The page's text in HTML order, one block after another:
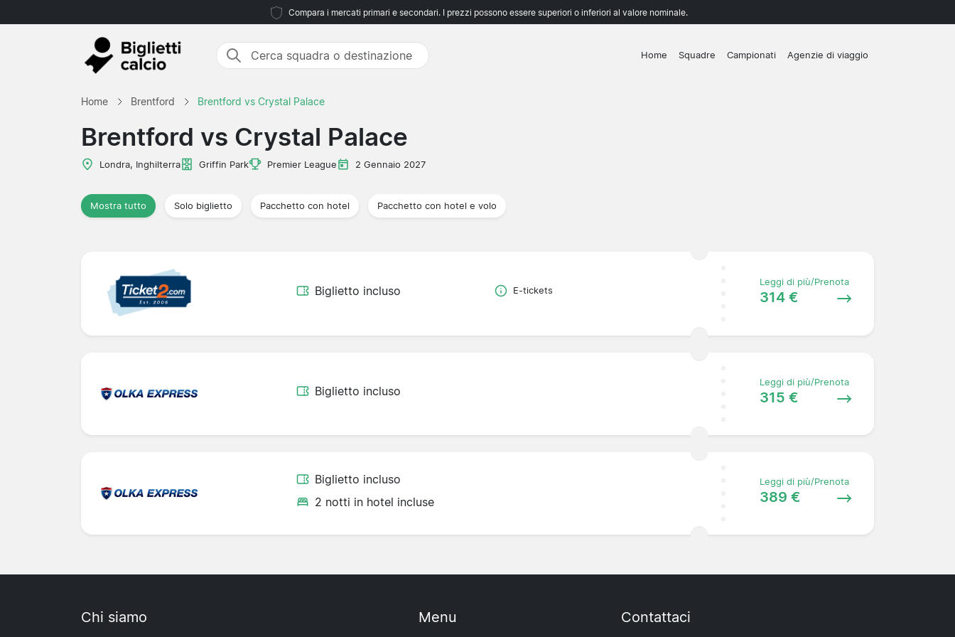
Compara i mercati primari e secondari. I prezzi possono essere superiori o inferiori al valore nominale.
Home Squadre Campionati Agenzie di viaggio
Home Brentford Brentford vs Crystal Palace
Brentford vs Crystal Palace
Londra, Inghilterra Griffin Park Premier League 2 Gennaio 2027
Mostra tutto Solo biglietto Pacchetto con hotel Pacchetto con hotel e volo
Biglietto incluso E-tickets
Leggi di più/Prenota
314 €
Biglietto incluso
Leggi di più/Prenota
315 €
Biglietto incluso
2 notti in hotel incluse
Leggi di più/Prenota
389 €
Chi siamo Menu Contattaci